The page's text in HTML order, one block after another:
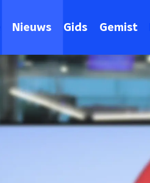
Nieuws Gids Gemist